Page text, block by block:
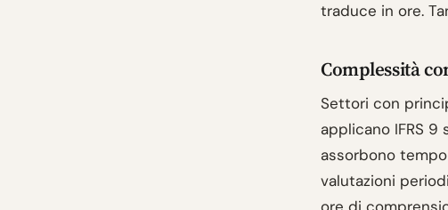
traduce in ore.
Complessità
Settori con
applicano IFRS
assorbono
valutazioni